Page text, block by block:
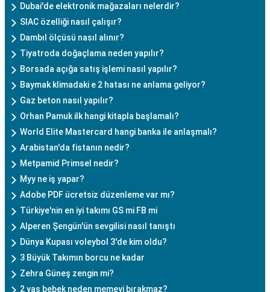
Dubai'de elektronik mağazaları nelerdir?
SIAC özelliği nasıl çalışır?
Dambıl ölçüsü nasıl alınır?
Tiyatroda doğaçlama neden yapılır?
Borsada açığa satış işlemi nasıl yapılır?
Baymak klimadaki e 2 hatası ne anlama geliyor?
Gaz beton nasıl yapılır?
Orhan Pamuk ilk hangi kitapla başlamalı?
World Elite Mastercard hangi banka ile anlaşmalı?
Arabistan'da fistanın nedir?
Metpamid Primsel nedir?
Myy ne iş yapar?
Adobe PDF ücretsiz düzenleme var mı?
Türkiye'nin en iyi takımı GS mi FB mi
Alperen Şengün'ün sevgilisi nasıl tanıştı
Dünya Kupası voleybol 3'de kim oldu?
3 Büyük Takımın borcu ne kadar
Zehra Güneş zengin mi?
2 yaş bebek neden memeyi bırakmaz?